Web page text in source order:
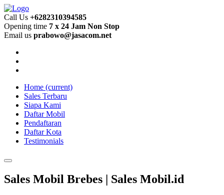
Call Us +6282310394585
Opening time 7 x 24 Jam Non Stop
Email us prabowo@jasacom.net
Home (current)
Sales Terbaru
Siapa Kami
Daftar Mobil
Pendaftaran
Daftar Kota
Testimonials
Sales Mobil Brebes | Sales Mobil.id